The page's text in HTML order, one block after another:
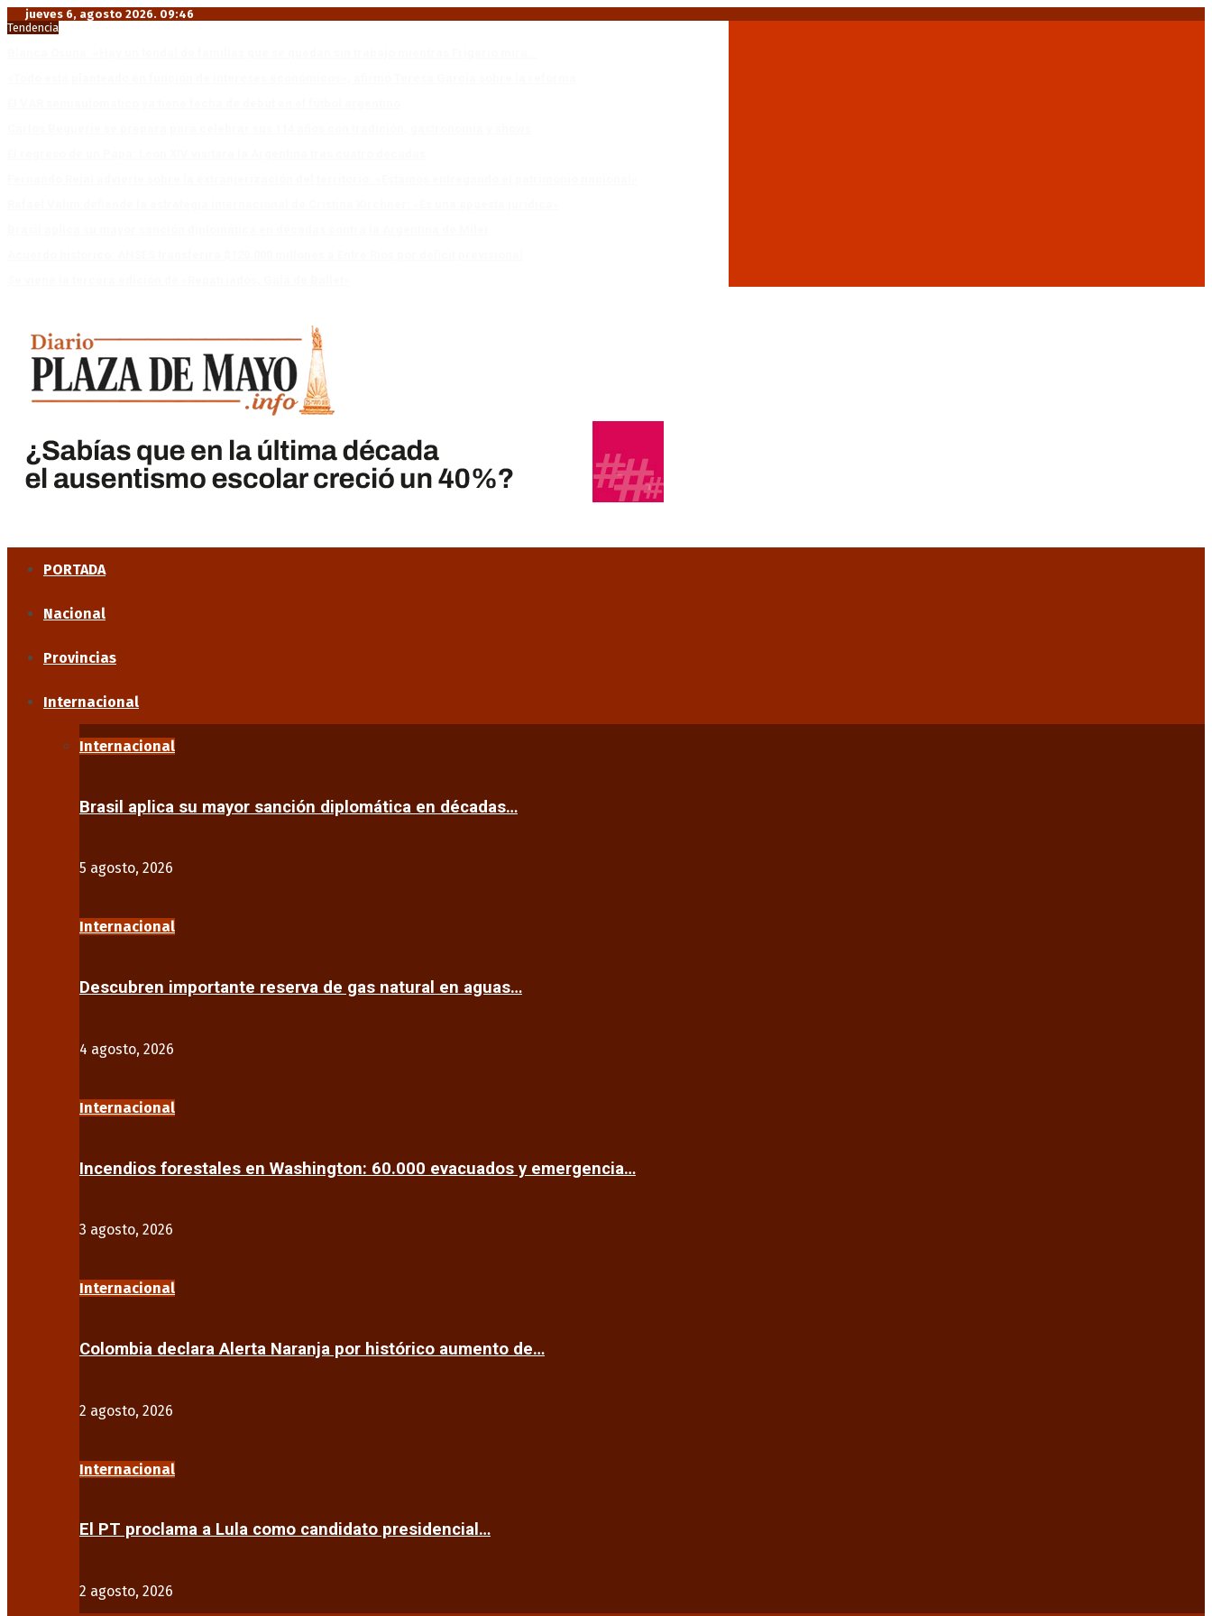
jueves 6, agosto 2026. 09:46
Tendencia
PORTADA
Nacional
Provincias
Internacional
Internacional
Brasil aplica su mayor sanción diplomática en décadas…
5 agosto, 2026
Internacional
Descubren importante reserva de gas natural en aguas…
4 agosto, 2026
Internacional
Incendios forestales en Washington: 60.000 evacuados y emergencia…
3 agosto, 2026
Internacional
Colombia declara Alerta Naranja por histórico aumento de…
2 agosto, 2026
Internacional
El PT proclama a Lula como candidato presidencial…
2 agosto, 2026